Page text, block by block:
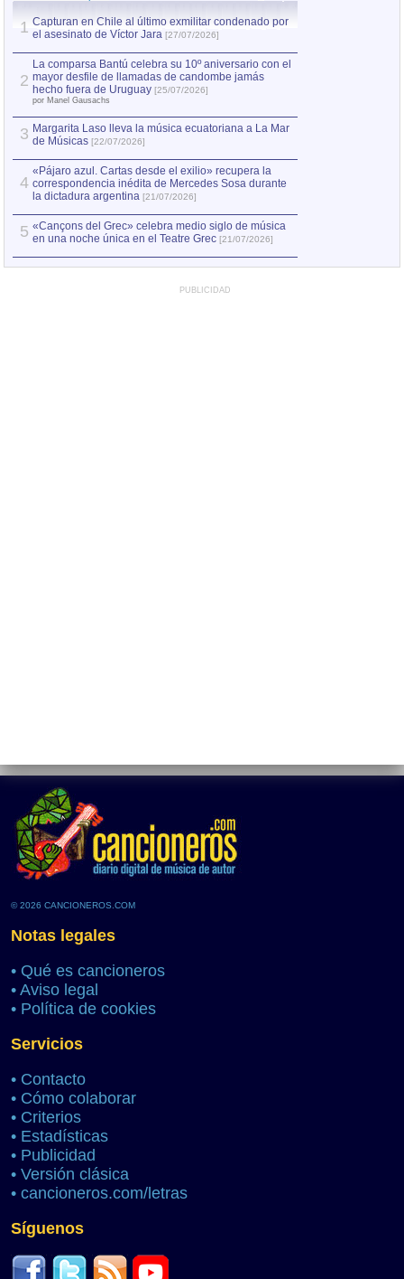
1 Capturan en Chile al último exmilitar condenado por
el asesinato de Víctor Jara [27/07/2026]
2
La comparsa Bantú celebra su 10º aniversario con el
mayor desfile de llamadas de candombe jamás
hecho fuera de Uruguay [25/07/2026]
por Manel Gausachs
3 Margarita Laso lleva la música ecuatoriana a La Mar
de Músicas [22/07/2026]
4
«Pájaro azul. Cartas desde el exilio» recupera la
correspondencia inédita de Mercedes Sosa durante
la dictadura argentina [21/07/2026]
5 «Cançons del Grec» celebra medio siglo de música
en una noche única en el Teatre Grec [21/07/2026]
PUBLICIDAD
© 2026 CANCIONEROS.COM
Notas legales
• Qué es cancioneros
• Aviso legal
• Política de cookies
Servicios
• Contacto
• Cómo colaborar
• Criterios
• Estadísticas
• Publicidad
• Versión clásica
• cancioneros.com/letras
Síguenos